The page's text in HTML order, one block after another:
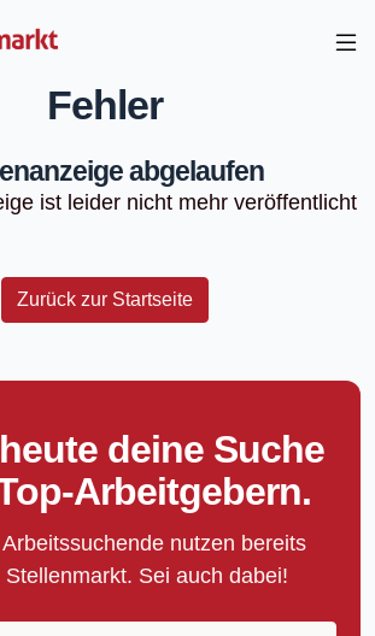
Fehler
abgelaufen
ist leider nicht mehr veröffentlicht
Zurück zur Startseite
deine Suche
Arbeitgebern.
nutzen bereits
Stellenmarkt. Sei auch dabei!